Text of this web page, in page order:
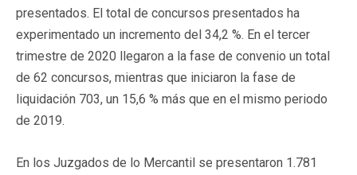
presentados. El total de concursos presentados ha
experimentado un incremento del 34,2 %. En el tercer
trimestre de 2020 llegaron a la fase de convenio un total
de 62 concursos, mientras que iniciaron la fase de
liquidación 703, un 15,6 % más que en el mismo periodo
de 2019.
En los Juzgados de lo Mercantil se presentaron 1.781